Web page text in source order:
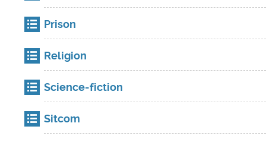
Prison
Religion
Science-fiction
Sitcom